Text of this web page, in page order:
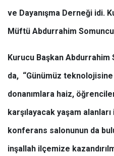
ve Dayanışma Derneği idi.
Müftü Abdurrahim
Kurucu Başkan Abdurrahim
da, “Günümüz
donanımlara haiz,
karşılayacak yaşam
konferans salonunun da
inşallah ilçemize